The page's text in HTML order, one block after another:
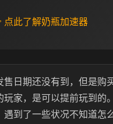
点此了解奶瓶加速器
售日期还没有到，但是购
玩家，是可以提前玩到的
遇到了一些状况不知道怎